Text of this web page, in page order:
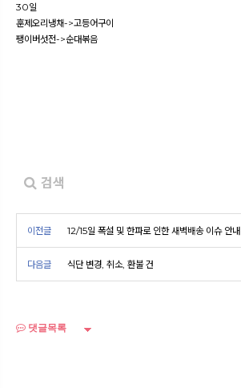
30일
훈제오리냉채->고등어구이
팽이버섯전->순대볶음
검색
이전글 12/15일 폭설 및 한파로 인한 새벽배송 이슈 안내
다음글 식단 변경, 취소, 환불 건
댓글목록